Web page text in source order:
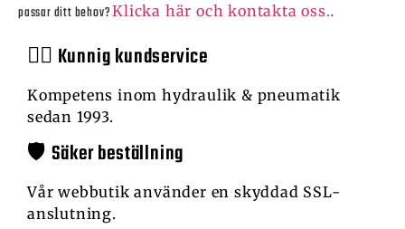
passar ditt behov?Klicka här och kontakta oss..
🙋‍♂️ Kunnig kundservice
Kompetens inom hydraulik & pneumatik
sedan 1993.
🛡️ Säker beställning
Vår webbutik använder en skyddad SSL-
anslutning.